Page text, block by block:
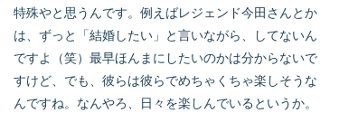
特殊やと思うんです。例えばレジェンド今田さんとか
は、ずっと「結婚したい」と言いながら、してないん
ですよ（笑）最早ほんまにしたいのかは分からないで
すけど、でも、彼らは彼らでめちゃくちゃ楽しそうな
んですね。なんやろ、日々を楽しんでいるというか。